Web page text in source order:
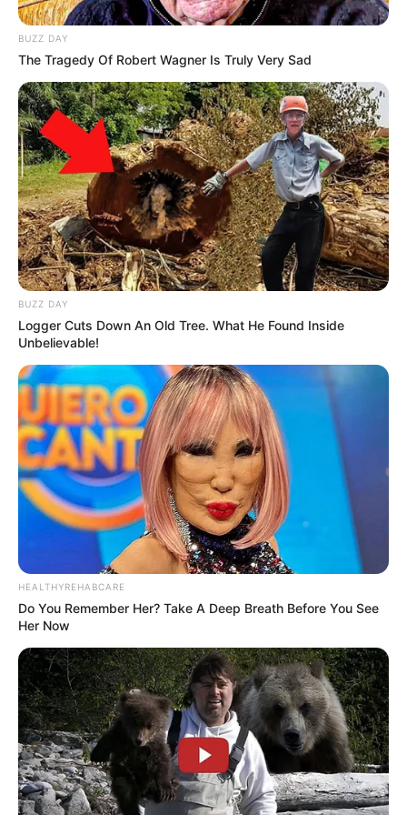
Daftar isi
BUZZ DAY
The Tragedy Of Robert Wagner Is Truly Very Sad
BUZZ DAY
Logger Cuts Down An Old Tree. What He Found Inside
Unbelievable!
HEALTHYREHABCARE
Do You Remember Her? Take A Deep Breath Before You See
Her Now